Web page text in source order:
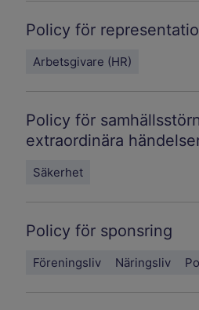
Policy för
Arbetsgivare (HR)
Policy för
extraordinära
Säkerhet
Policy för sponsring
Föreningsliv Näringsliv